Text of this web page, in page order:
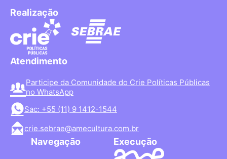
Realização
Atendimento
Participe da Comunidade do Crie Políticas Públicas
no WhatsApp
Sac: +55 (11) 9 1412-1544
crie.sebrae@amecultura.com.br
Navegação Execução